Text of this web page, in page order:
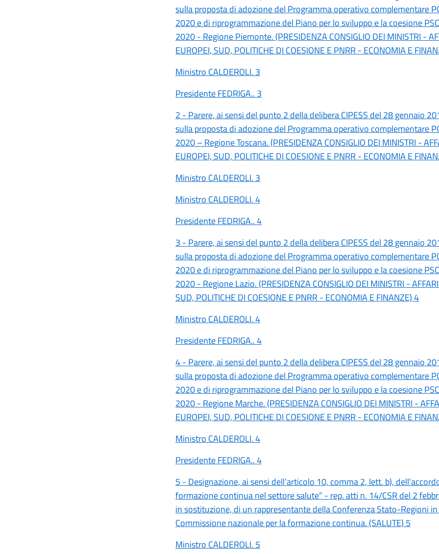
sulla proposta di adozione del Programma operativo complementare
2020 e di riprogrammazione del Piano per lo sviluppo e la coesione
2020 - Regione Piemonte. (PRESIDENZA CONSIGLIO DEI MINISTRI -
EUROPEI, SUD, POLITICHE DI COESIONE E PNRR - ECONOMIA E
Ministro CALDEROLI. 3
Presidente FEDRIGA.. 3
2 - Parere, ai sensi del punto 2 della delibera CIPESS del 28 gennaio
sulla proposta di adozione del Programma operativo complementare
2020 – Regione Toscana. (PRESIDENZA CONSIGLIO DEI MINISTRI -
EUROPEI, SUD, POLITICHE DI COESIONE E PNRR - ECONOMIA E
Ministro CALDEROLI. 3
Ministro CALDEROLI. 4
Presidente FEDRIGA.. 4
3 - Parere, ai sensi del punto 2 della delibera CIPESS del 28 gennaio
sulla proposta di adozione del Programma operativo complementare
2020 e di riprogrammazione del Piano per lo sviluppo e la coesione
2020 - Regione Lazio. (PRESIDENZA CONSIGLIO DEI MINISTRI -
SUD, POLITICHE DI COESIONE E PNRR - ECONOMIA E FINANZE) 4
Ministro CALDEROLI. 4
Presidente FEDRIGA.. 4
4 - Parere, ai sensi del punto 2 della delibera CIPESS del 28 gennaio
sulla proposta di adozione del Programma operativo complementare
2020 e di riprogrammazione del Piano per lo sviluppo e la coesione
2020 - Regione Marche. (PRESIDENZA CONSIGLIO DEI MINISTRI -
EUROPEI, SUD, POLITICHE DI COESIONE E PNRR - ECONOMIA E
Ministro CALDEROLI. 4
Presidente FEDRIGA.. 4
5 - Designazione, ai sensi dell’articolo 10, comma 2, lett. b),
formazione continua nel settore salute” - rep. atti n. 14/CSR del 2
in sostituzione, di un rappresentante della Conferenza Stato-Regioni
Commissione nazionale per la formazione continua. (SALUTE) 5
Ministro CALDEROLI. 5